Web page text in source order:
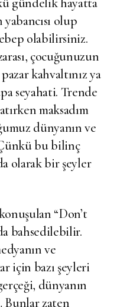
olup
olabilirsiniz.
çocuğunuzun
kahvaltınız ya
seyahati. Trende
maksadım
dünyanın ve
bu bilinç
olarak bir şeyler
“Don’t
bahsedilebilir.
ve
için bazı şeyleri
dünyanın
Bunlar zaten